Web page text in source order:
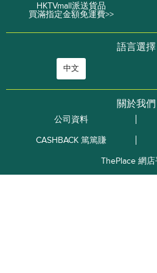
HKTVmall派送貨品
買滿指定金額免運費>>
語言選擇
中文
關於我們
公司資料
CASHBACK 篤篤賺
ThePlace 網店